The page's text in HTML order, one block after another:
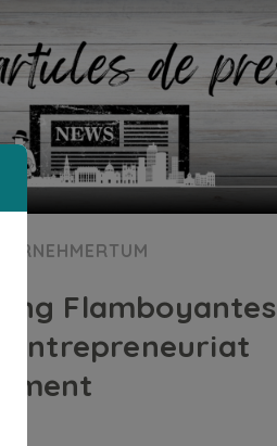
Flamboyantes
l’entrepreneuriat